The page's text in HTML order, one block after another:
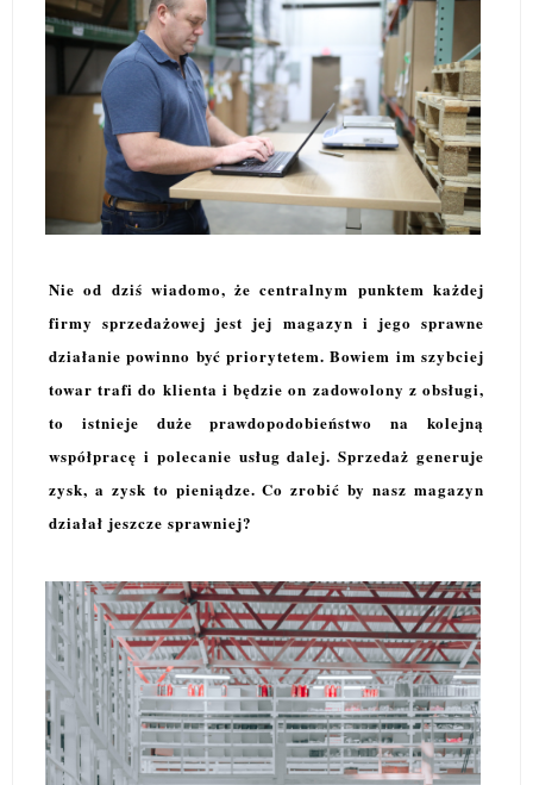
Nie od dziś wiadomo, że centralnym punktem każdej
firmy sprzedażowej jest jej magazyn i jego sprawne
działanie powinno być priorytetem. Bowiem im szybciej
towar trafi do klienta i będzie on zadowolony z obsługi,
to istnieje duże prawdopodobieństwo na kolejną
współpracę i polecanie usług dalej. Sprzedaż generuje
zysk, a zysk to pieniądze. Co zrobić by nasz magazyn
działał jeszcze sprawniej?